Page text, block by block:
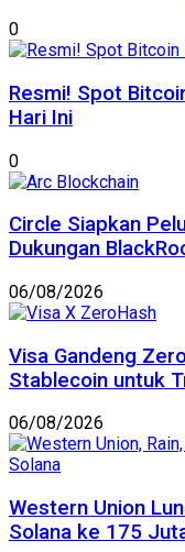
0
Resmi! Spot
Hari Ini
0
Circle Siapkan
Dukungan
06/08/2026
Visa Gandeng
Stablecoin untuk
06/08/2026
Western Union
Solana ke 175